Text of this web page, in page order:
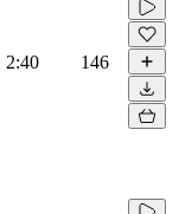
2:40 146